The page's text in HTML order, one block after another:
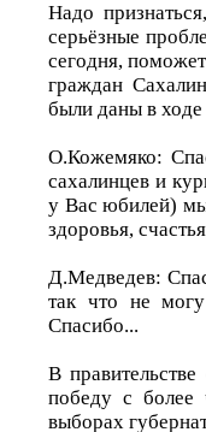
Надо
серьёзные
сегодня,
граждан
были даны в
О.Кожемяко:
сахалинцев и
у Вас юбилей)
здоровья,
Д.Медведев:
так что не
Спасибо...
В
победу с более
выборах